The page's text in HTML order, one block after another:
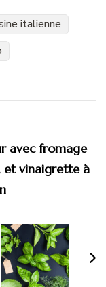
italienne
avec fromage
et vinaigrette à